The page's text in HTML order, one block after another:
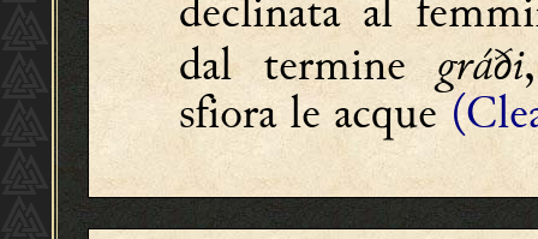
dal terminegráði
sfiora le acque